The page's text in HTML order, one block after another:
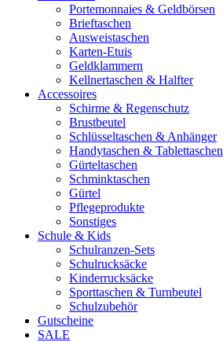
Portemonnaies & Geldbörsen
Brieftaschen
Ausweistaschen
Karten-Etuis
Geldklammern
Kellnertaschen & Halfter
Accessoires
Schirme & Regenschutz
Brustbeutel
Schlüsseltaschen & Anhänger
Handytaschen & Tablettaschen
Gürteltaschen
Schminktaschen
Gürtel
Pflegeprodukte
Sonstiges
Schule & Kids
Schulranzen-Sets
Schulrucksäcke
Kinderrucksäcke
Sporttaschen & Turnbeutel
Schulzubehör
Gutscheine
SALE